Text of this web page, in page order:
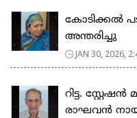
കോടിക്കൽ
അന്തരിച്ചു
JAN 30, 2026,
റിട്ട. സ്റ്റേഷൻ
രാഘവൻ